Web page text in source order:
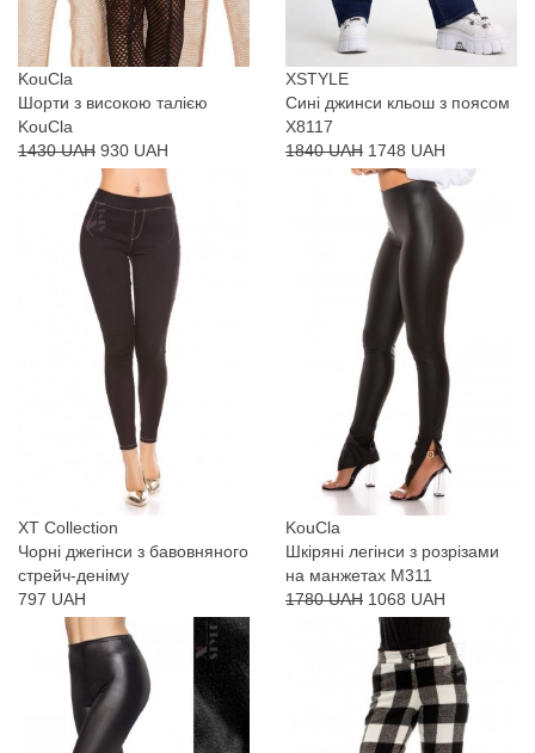
KouCla
Шорти з високою талією
KouCla
1430 UAH 930 UAH
XSTYLE
Сині джинси кльош з поясом
X8117
1840 UAH 1748 UAH
XT Collection
Чорні джегінси з бавовняного
стрейч-деніму
797 UAH
KouCla
Шкіряні легінси з розрізами
на манжетах M311
1780 UAH 1068 UAH